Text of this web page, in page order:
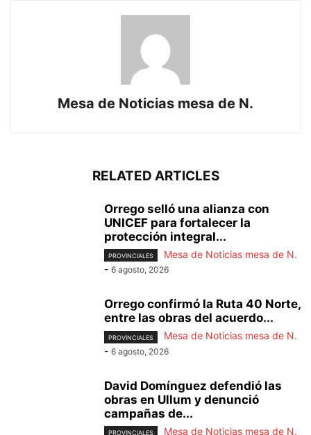
Mesa de Noticias mesa de N.
RELATED ARTICLES
Orrego selló una alianza con
UNICEF para fortalecer la
protección integral...
PROVINCIALES
Mesa de Noticias mesa de N.
- 6 agosto, 2026
Orrego confirmó la Ruta 40 Norte,
entre las obras del acuerdo...
PROVINCIALES
Mesa de Noticias mesa de N.
- 6 agosto, 2026
David Domínguez defendió las
obras en Ullum y denunció
campañas de...
PROVINCIALES
Mesa de Noticias mesa de N.